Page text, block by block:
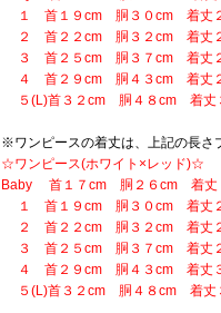
１ 首１９cm 胴３０cm 着丈
２ 首２２cm 胴３２cm 着丈
３ 首２５cm 胴３７cm 着丈
４ 首２９cm 胴４３cm 着丈
５(L)首３２cm 胴４８cm 着丈
※ワンピースの着丈は、上記の長さ
☆ワンピース(ホワイト×レッド)☆
Baby 首１７cm 胴２６cm 着丈
１ 首１９cm 胴３０cm 着丈
２ 首２２cm 胴３２cm 着丈
３ 首２５cm 胴３７cm 着丈
４ 首２９cm 胴４３cm 着丈
５(L)首３２cm 胴４８cm 着丈